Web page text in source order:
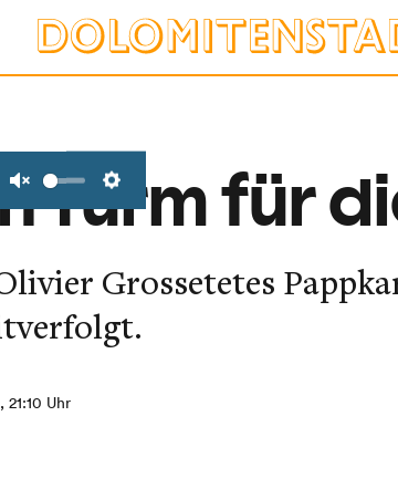
Settings
Turm für
Grossetetes
, 21:10 Uhr